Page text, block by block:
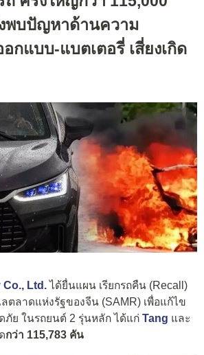
พบปัญหาด้านความ
กแบบ-แบตเตอรี่ เสี่ยงเกิด
Co., Ltd.ได้ยื่นแผน เรียกรถคืน (Recall)
ตลาดแห่งรัฐของจีน (SAMR) เพื่อแก้ไข
ย ในรถยนต์ 2 รุ่นหลัก ได้แก่ Tang และ
กว่า 115,783 คัน